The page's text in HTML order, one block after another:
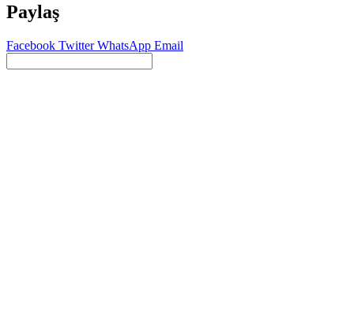
Paylaş
Facebook TwitterWhatsApp Email